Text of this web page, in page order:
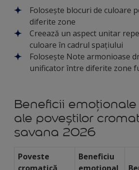
Folosește blocuri de culoare
diferite zone
Creează un aspect unitar
culoare în cadrul spațiului
Folosește Note armonioase
unificator între diferite zone
Beneficii
ale poveștilor
savana 2026
Poveste
Beneficiu